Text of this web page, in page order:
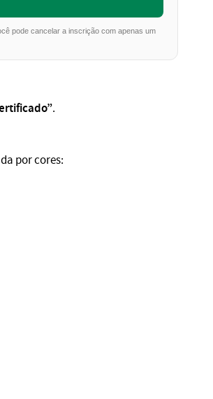
pode cancelar a inscrição com apenas um
.
por cores: